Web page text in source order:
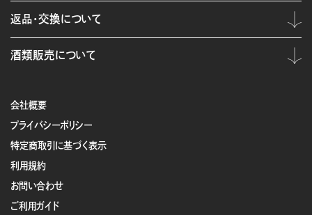
会社概要
プライバシーポリシー
特定商取引に基づく表示
利用規約
お問い合わせ
ご利用ガイド
返品・交換について
酒類販売について